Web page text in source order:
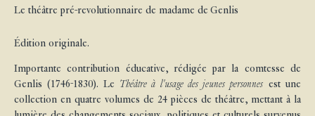
Le théâtre pré-revolutionnaire de madame de Genlis
Édition originale.
Importante contribution éducative, rédigée par la comtesse de
Genlis (1746-1830). Le Théâtre à l'usage des jeunes personnes est une
collection en quatre volumes de 24 pièces de théâtre, mettant à la